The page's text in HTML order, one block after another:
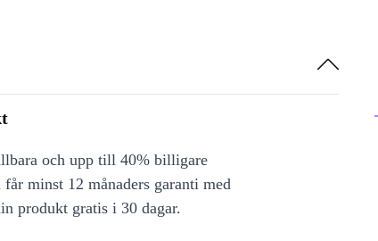
och upp till 40% billigare
minst 12 månaders garanti med
produkt gratis i 30 dagar.